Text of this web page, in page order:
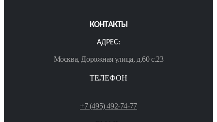
КОНТАКТЫ
АДРЕС:
Москва, Дорожная улица, д.60 с.23
ТЕЛЕФОН
+7 (495) 492-74-77